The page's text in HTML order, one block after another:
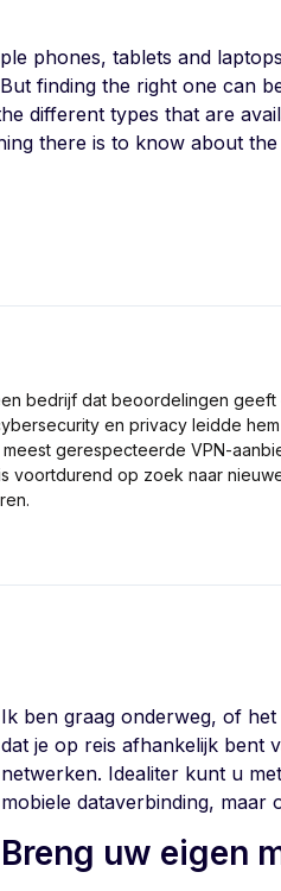
phones, tablets and
finding the right one can
different types that are
there is to know about
bedrijf dat beoordelingen geeft
en privacy leidde
gerespecteerde VPN-
voortdurend op zoek naar
Ik ben graag onderweg, of
dat je op reis afhankelijk bent
netwerken. Idealiter kunt u
mobiele dataverbinding, maar
Breng uw eigen